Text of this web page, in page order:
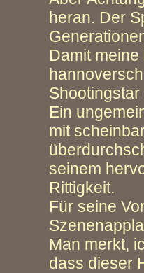
heran. Der
Damit
Ein
mit
seinem
Rittigkeit.
Für seine
Man merkt,
dass dieser